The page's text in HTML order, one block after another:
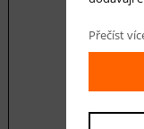
E-mail *
Přečíst